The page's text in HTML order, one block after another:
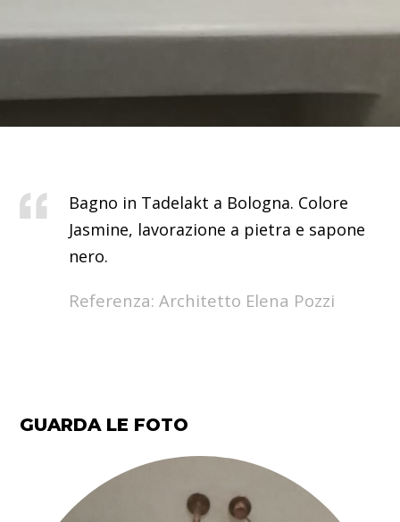
Bagno in Tadelakt a Bologna. Colore
Jasmine, lavorazione a pietra e sapone
nero.
Referenza: Architetto Elena Pozzi
GUARDA LE FOTO